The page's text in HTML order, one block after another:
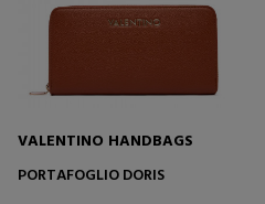
VALENTINO HANDBAGS
PORTAFOGLIO DORIS